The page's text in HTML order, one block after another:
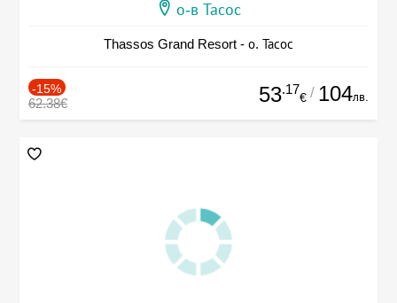
о-в Тасос
Thassos Grand Resort - о. Тасос
-15%
62.38€ 53.17
€ / 104лв.